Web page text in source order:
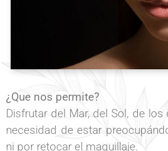
¿Que nos permite?
Disfrutar del Mar, del Sol, de
necesidad de estar
ni por retocar el maquillaje.